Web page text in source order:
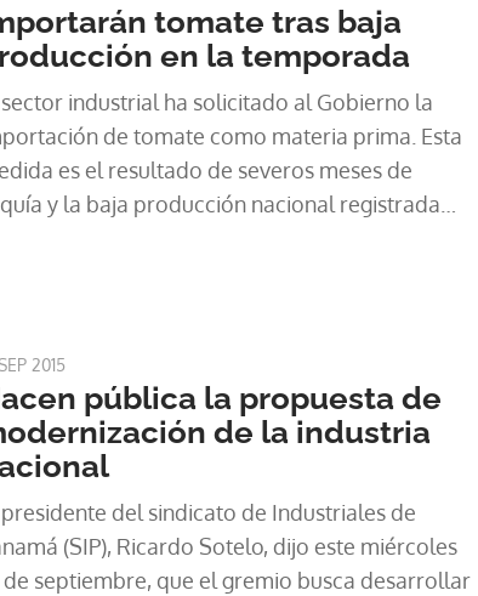
tomate tras baja
en la temporada
sector industrial ha solicitado al Gobierno la
de tomate como materia prima. Esta
es el resultado de severos meses de
y la baja producción nacional registrada
2015
pública la propuesta de
de la industria
presidente del sindicato de Industriales de
(SIP), Ricardo Sotelo, dijo este miércoles
de septiembre, que el gremio busca desarrollar